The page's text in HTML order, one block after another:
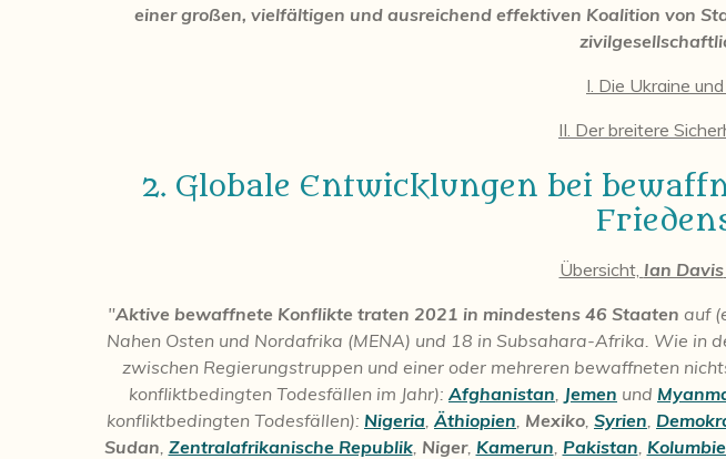
einer großen, vielfältigen und ausreichend effektiven Koalition von
I. Die Ukraine
II. Der breitere
2. Globale Entwicklungen bei
Übersicht, Ian Davis
"Aktive bewaffnete Konflikte traten 2021 in mindestens 46 Staaten auf
Nahen Osten und Nordafrika (MENA) und 18 in Subsahara-Afrika. Wie in
zwischen Regierungstruppen und einer oder mehreren bewaffneten
konfliktbedingten Todesfällen im Jahr): Afghanistan Jemen und
konfliktbedingten Todesfällen): Nigeria Äthiopien Mexiko Syrien
Sudan Zentralafrikanische Republik, Niger, Kamerun Pakistan